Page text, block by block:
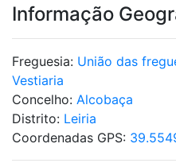
Informação
Freguesia: União das
Vestiaria
Concelho: Alcobaça
Distrito: Leiria
Coordenadas GPS: